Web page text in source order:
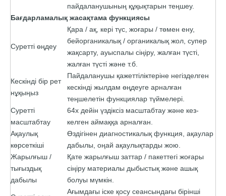
пайдаланушының құқықтарын теңшеу.
Бағдарламалық жасақтама функциясы
Суретті өңдеу
Қара / ақ, кері түс, жоғары / төмен ену,
бейорганикалық / органикалық жол, супер
жақсарту, ауыспалы сіңіру, жалған түсті,
жалған түсті және т.б.
Кескінді бір рет
нұқыңыз
Пайдаланушы қажеттіліктеріне негізделген
кескінді жылдам өңдеуге арналған
теңшелетін функциялар түймелері.
Суретті
масштабтау
64x дейін үздіксіз масштабтау және кез-
келген аймаққа арналған.
Ақаулық
көрсеткіші
Өздігінен диагностикалық функция, ақаулар
дабылы, оңай ақаулықтарды жою.
Жарылғыш /
тығыздық
дабылы
Қате жарылғыш заттар / пакеттегі жоғары
сіңіру материалы дыбыстық және ашық
болуы мүмкін.
Ағымдағы іске қосу сеансындағы бірінші